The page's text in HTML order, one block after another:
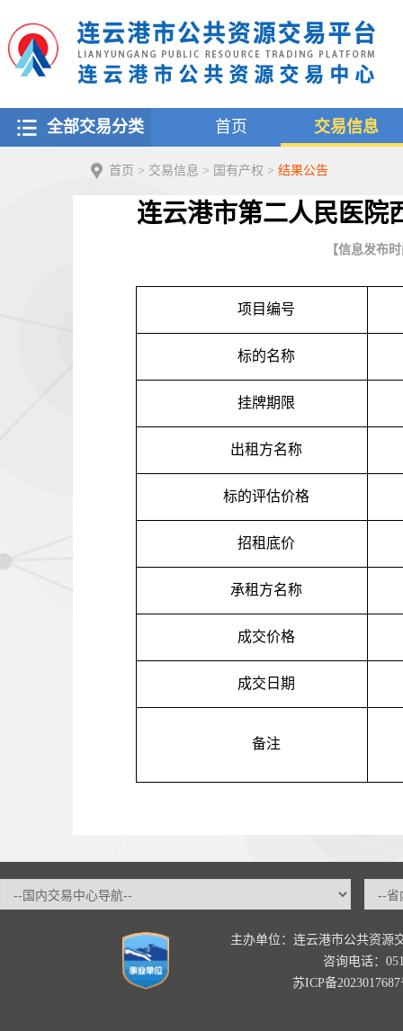
全部交易分类 首页 交易信息
首页 > 交易信息 > 国有产权 > 结果公告
连云港市第二人民医院
【信息发布
项目编号
标的名称
挂牌期限
出租方名称
标的评估价格
招租底价
承租方名称
成交价格
成交日期
备注
主办单位：连云港市公共资源
咨询电话：
苏ICP备